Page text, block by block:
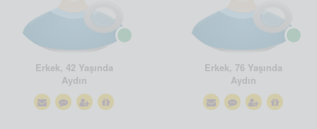
Erkek, 42 Yaşında
Aydın
Erkek, 76 Yaşında
Aydın